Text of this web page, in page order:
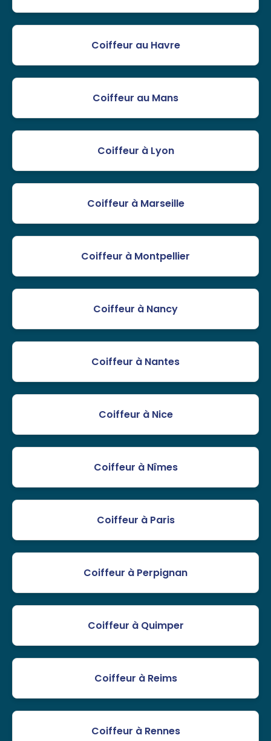
Coiffeur au Havre
Coiffeur au Mans
Coiffeur à Lyon
Coiffeur à Marseille
Coiffeur à Montpellier
Coiffeur à Nancy
Coiffeur à Nantes
Coiffeur à Nice
Coiffeur à Nîmes
Coiffeur à Paris
Coiffeur à Perpignan
Coiffeur à Quimper
Coiffeur à Reims
Coiffeur à Rennes